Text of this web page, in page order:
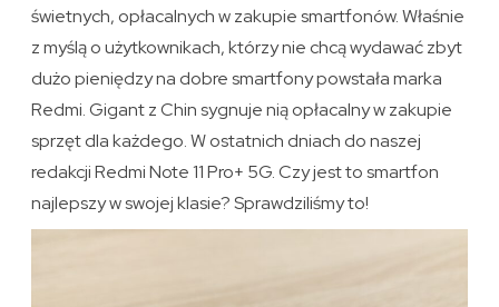
świetnych, opłacalnych w zakupie smartfonów. Właśnie
z myślą o użytkownikach, którzy nie chcą wydawać zbyt
dużo pieniędzy na dobre smartfony powstała marka
Redmi. Gigant z Chin sygnuje nią opłacalny w zakupie
sprzęt dla każdego. W ostatnich dniach do naszej
redakcji Redmi Note 11 Pro+ 5G. Czy jest to smartfon
najlepszy w swojej klasie? Sprawdziliśmy to!